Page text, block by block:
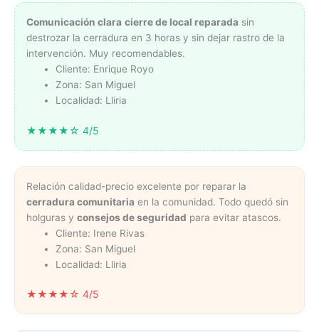
Comunicación clara cierre de local reparada sin
destrozar la cerradura en 3 horas y sin dejar rastro de la
intervención. Muy recomendables.
Cliente: Enrique Royo
Zona: San Miguel
Localidad: Lliria
★★★★☆ 4/5
Relación calidad-precio excelente por reparar la
cerradura comunitaria en la comunidad. Todo quedó sin
holguras y consejos de seguridad para evitar atascos.
Cliente: Irene Rivas
Zona: San Miguel
Localidad: Lliria
★★★★☆ 4/5